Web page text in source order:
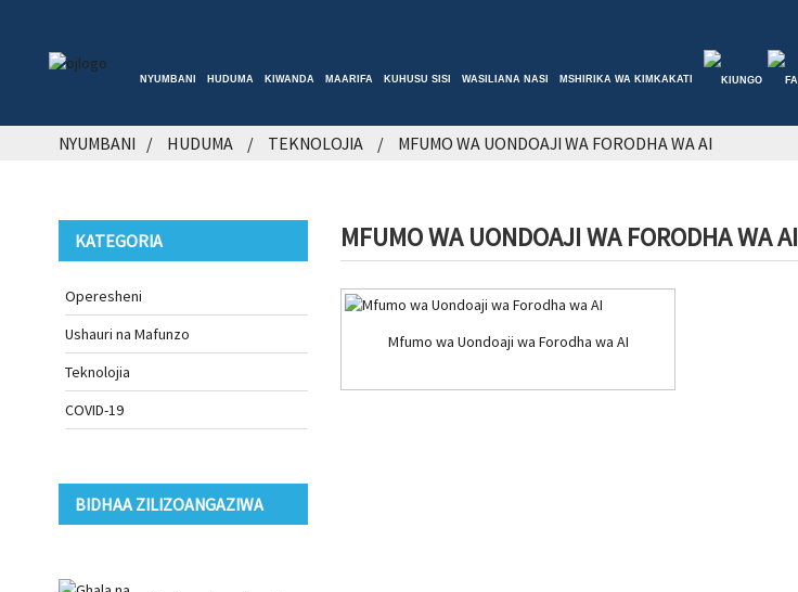
NYUMBANI HUDUMA KIWANDA MAARIFA KUHUSU SISI WASILIANA NASI MSHIRIKA WA KIMKAKATI
NYUMBANI HUDUMA TEKNOLOJIA MFUMO WA UONDOAJI WA FORODHA WA AI
KATEGORIA
Operesheni
Ushauri na Mafunzo
Teknolojia
COVID-19
BIDHAA ZILIZOANGAZIWA
MFUMO WA UONDOAJI WA FORODHA WA AI
Mfumo wa Uondoaji wa Forodha wa AI